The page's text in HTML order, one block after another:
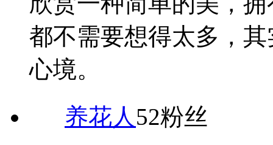
都不需要想得太多，
心境。
养花人 52粉丝